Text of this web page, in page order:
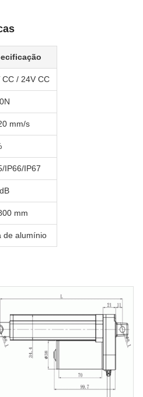
CC / 24V CC
mm/s
IP66/IP67
mm
de alumínio